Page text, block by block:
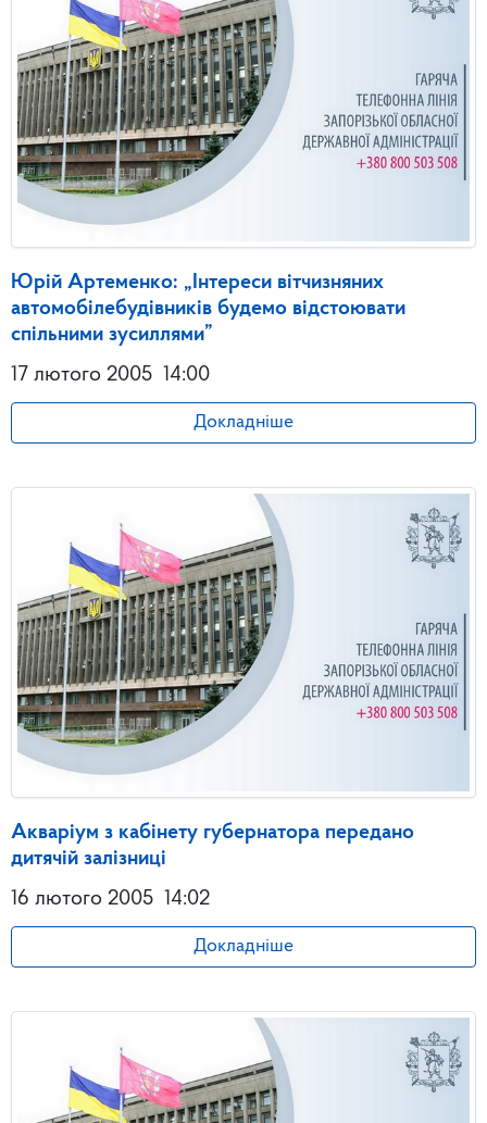
Юрій Артеменко: „Інтереси вітчизняних
автомобілебудівників будемо відстоювати
спільними зусиллями”
17 лютого 2005 14:00
Докладніше
Акваріум з кабінету губернатора передано
дитячій залізниці
16 лютого 2005 14:02
Докладніше